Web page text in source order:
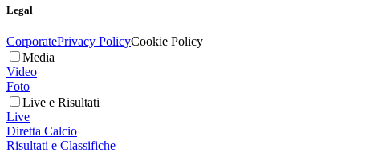
Legal
CorporatePrivacy PolicyCookie Policy
Media
Video
Foto
Live e Risultati
Live
Diretta Calcio
Risultati e Classifiche